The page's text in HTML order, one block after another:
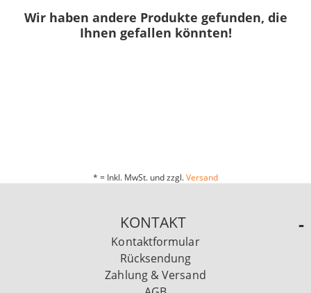
Wir haben andere Produkte gefunden, die
Ihnen gefallen könnten!
* = Inkl. MwSt. und zzgl.Versand
KONTAKT
Kontaktformular
Rücksendung
Zahlung & Versand